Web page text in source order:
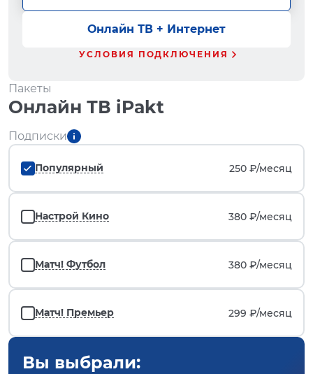
Онлайн ТВ + Интернет
УСЛОВИЯ ПОДКЛЮЧЕНИЯ
Пакеты
Онлайн ТВ iPakt
Подписки
Популярный 250 ₽/месяц
Настрой Кино 380 ₽/месяц
Матч! Футбол 380 ₽/месяц
Матч! Премьер 299 ₽/месяц
Вы выбрали: